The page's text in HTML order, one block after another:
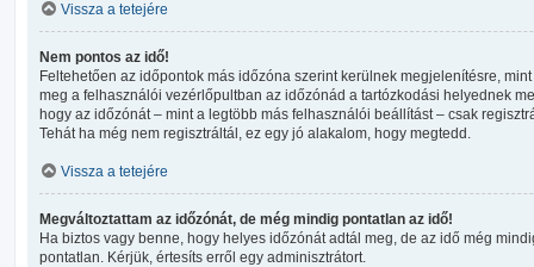
Vissza a tetejére
Nem pontos az idő!
Feltehetően az időpontok más időzóna szerint kerülnek megjelenítésre,
meg a felhasználói vezérlőpultban az időzónád a tartózkodási helyednek
hogy az időzónát – mint a legtöbb más felhasználói beállítást – csak
Tehát ha még nem regisztráltál, ez egy jó alakalom, hogy megtedd.
Vissza a tetejére
Megváltoztattam az időzónát, de még mindig pontatlan az idő!
Ha biztos vagy benne, hogy helyes időzónát adtál meg, de az idő még
pontatlan. Kérjük, értesíts erről egy adminisztrátort.